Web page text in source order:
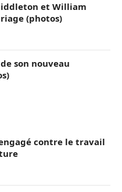
et William
(photos)
son nouveau
contre le travail